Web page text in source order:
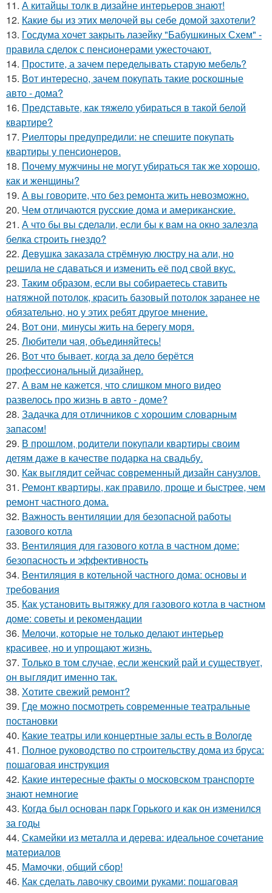
11. А китайцы толк в дизайне интерьеров знают!
12. Какие бы из этих мелочей вы себе домой захотели?
13. Госдума хочет закрыть лазейку "Бабушкиных Схем" -
правила сделок с пенсионерами ужесточают.
14. Простите, а зачем переделывать старую мебель?
15. Вот интересно, зачем покупать такие роскошные
авто - дома?
16. Представьте, как тяжело убираться в такой белой
квартире?
17. Риелторы предупредили: не спешите покупать
квартиры у пенсионеров.
18. Почему мужчины не могут убираться так же хорошо,
как и женщины?
19. А вы говорите, что без ремонта жить невозможно.
20. Чем отличаются русские дома и американские.
21. А что бы вы сделали, если бы к вам на окно залезла
белка строить гнездо?
22. Девушка заказала стрёмную люстру на али, но
решила не сдаваться и изменить её под свой вкус.
23. Таким образом, если вы собираетесь ставить
натяжной потолок, красить базовый потолок заранее не
обязательно, но у этих ребят другое мнение.
24. Вот они, минусы жить на берегу моря.
25. Любители чая, объединяйтесь!
26. Вот что бывает, когда за дело берётся
профессиональный дизайнер.
27. А вам не кажется, что слишком много видео
развелось про жизнь в авто - доме?
28. Задачка для отличников с хорошим словарным
запасом!
29. В прошлом, родители покупали квартиры своим
детям даже в качестве подарка на свадьбу.
30. Как выглядит сейчас современный дизайн санузлов.
31. Ремонт квартиры, как правило, проще и быстрее, чем
ремонт частного дома.
32. Важность вентиляции для безопасной работы
газового котла
33. Вентиляция для газового котла в частном доме:
безопасность и эффективность
34. Вентиляция в котельной частного дома: основы и
требования
35. Как установить вытяжку для газового котла в частном
доме: советы и рекомендации
36. Мелочи, которые не только делают интерьер
красивее, но и упрощают жизнь.
37. Только в том случае, если женский рай и существует,
он выглядит именно так.
38. Хотите свежий ремонт?
39. Где можно посмотреть современные театральные
постановки
40. Какие театры или концертные залы есть в Вологде
41. Полное руководство по строительству дома из бруса:
пошаговая инструкция
42. Какие интересные факты о московском транспорте
знают немногие
43. Когда был основан парк Горького и как он изменился
за годы
44. Скамейки из металла и дерева: идеальное сочетание
материалов
45. Мамочки, общий сбор!
46. Как сделать лавочку своими руками: пошаговая